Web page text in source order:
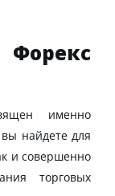
Форекс
именно
найдете для
и совершенно
торговых